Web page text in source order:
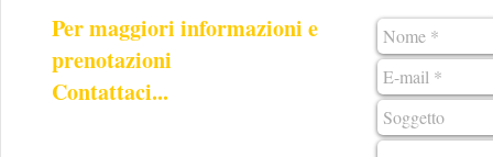
Per maggiori informazioni e
prenotazioni
Contattaci...